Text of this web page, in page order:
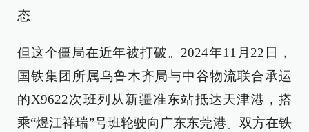
态。
但这个僵局在近年被打破。2024年11月22日，
国铁集团所属乌鲁木齐局与中谷物流联合承运
的X9622次班列从新疆准东站抵达天津港，搭
乘“煜江祥瑞”号班轮驶向广东东莞港。双方在铁